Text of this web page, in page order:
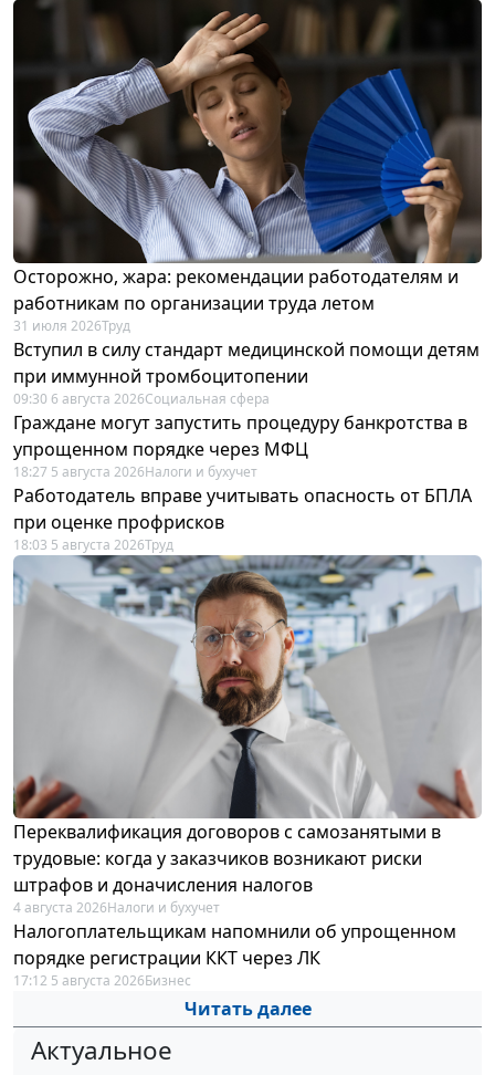
Осторожно, жара: рекомендации работодателям и
работникам по организации труда летом
31 июля 2026Труд
Вступил в силу стандарт медицинской помощи детям
при иммунной тромбоцитопении
09:30 6 августа 2026Социальная сфера
Граждане могут запустить процедуру банкротства в
упрощенном порядке через МФЦ
18:27 5 августа 2026Налоги и бухучет
Работодатель вправе учитывать опасность от БПЛА
при оценке профрисков
18:03 5 августа 2026Труд
Переквалификация договоров с самозанятыми в
трудовые: когда у заказчиков возникают риски
штрафов и доначисления налогов
4 августа 2026Налоги и бухучет
Налогоплательщикам напомнили об упрощенном
порядке регистрации ККТ через ЛК
17:12 5 августа 2026Бизнес
Читать далее
Актуальное